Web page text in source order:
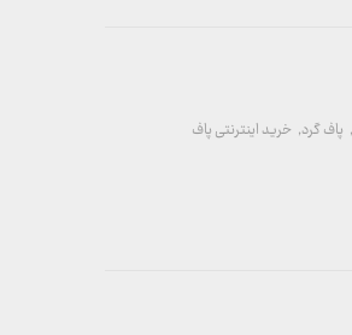
, پاف گرد, خرید اینترنتی پاف